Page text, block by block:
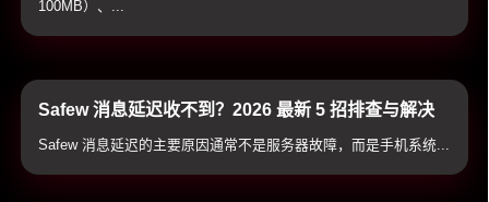
100MB）、...
Safew 消息延迟收不到？2026 最新 5 招排查与解决
教程（全平台适用）
Safew 消息延迟的主要原因通常不是服务器故障，而是手机系统...